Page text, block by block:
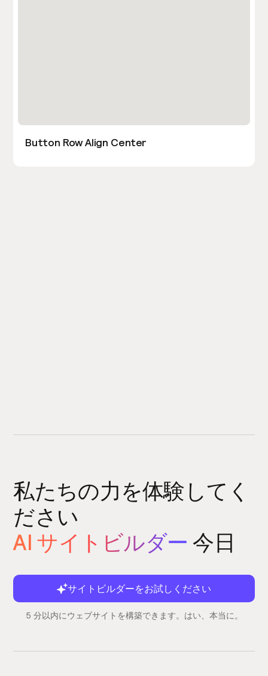
Button Row Align Center
私たちの力を体験してく
ださい
AI サイトビルダー 今日
サイトビルダーをお試しください
5 分以内にウェブサイトを構築できます。はい、本当に。